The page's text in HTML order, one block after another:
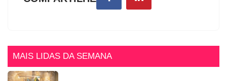
MAIS LIDAS DA SEMANA